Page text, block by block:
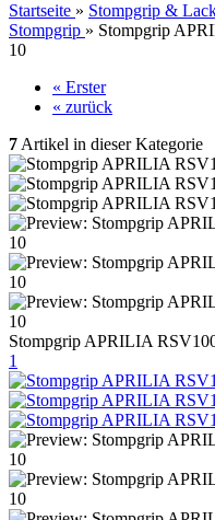
Startseite » Stompgrip &
Stompgrip » Stompgrip
10
« Erster
« zurück
7 Artikel in dieser Kategorie
Stompgrip APRILIA
1